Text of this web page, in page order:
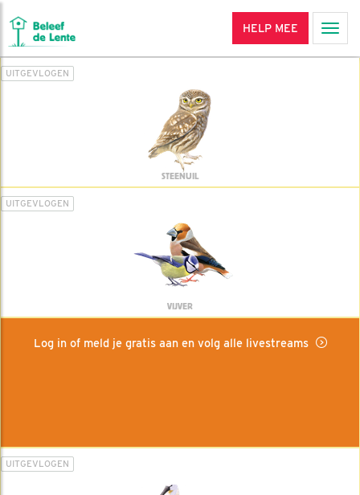
HELP MEE
UITGEVLOGEN
STEENUIL
UITGEVLOGEN
VIJVER
Log in of meld je gratis aan en volg alle livestreams
UITGEVLOGEN